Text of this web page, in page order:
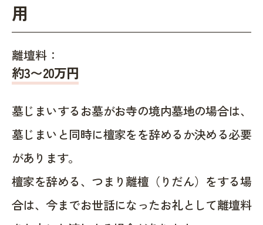
用
離壇料：
約3〜20万円
墓じまいするお墓がお寺の境内墓地の場合は、
墓じまいと同時に檀家をを辞めるか決める必要
があります。
檀家を辞める、つまり離檀（りだん）をする場
合は、今までお世話になったお礼として離壇料